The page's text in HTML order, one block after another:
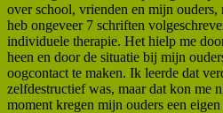
over school, vrienden en mijn
heb ongeveer 7 schriften
individuele therapie. Het hielp me
heen en door de situatie bij mijn
oogcontact te maken. Ik leerde dat
zelfdestructief was, maar dat kon me
moment kregen mijn ouders een